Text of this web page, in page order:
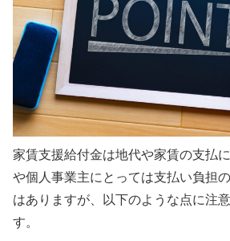
家賃支援給付金は地代や家賃の支払
や個人事業主にとっては支払い負担
はありますが、以下のような点に注
す。